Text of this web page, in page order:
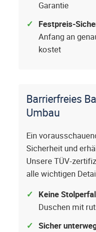
Garantie
Festpreis-
Anfang an
kostet
Barrierfreies
Umbau
Ein
Sicherheit und
Unsere TÜV-
alle wichtigen
Keine
Duschen mit
Sicher